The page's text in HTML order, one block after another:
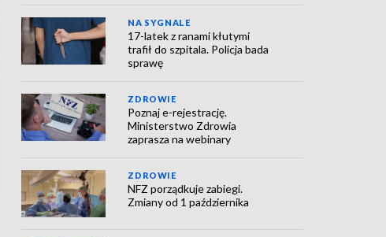
NA SYGNALE
17-latek z ranami kłutymi
trafił do szpitala. Policja bada
sprawę
ZDROWIE
Poznaj e-rejestrację.
Ministerstwo Zdrowia
zaprasza na webinary
ZDROWIE
NFZ porządkuje zabiegi.
Zmiany od 1 października